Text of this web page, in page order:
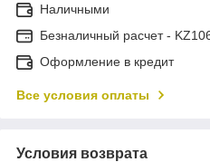
Наличными
Безналичный расчет -
Оформление в кредит
Все условия оплаты
Условия возврата